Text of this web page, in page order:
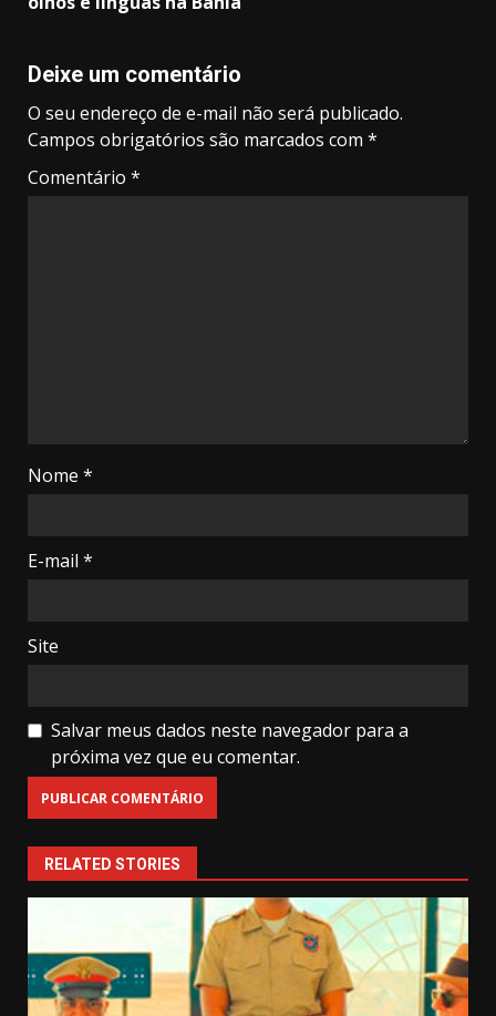
Deixe um comentário
O seu endereço de e-mail não será publicado.
Campos obrigatórios são marcados com *
Comentário *
Nome *
E-mail *
Site
Salvar meus dados neste navegador para a
próxima vez que eu comentar.
RELATED STORIES